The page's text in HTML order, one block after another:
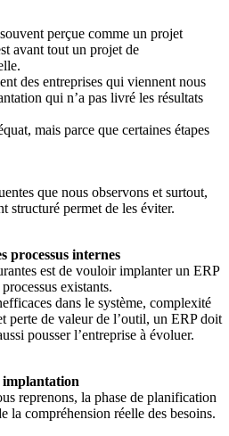
perçue comme un projet
avant tout un projet de
des entreprises qui viennent nous
qui n’a pas livré les résultats
mais parce que certaines étapes
que nous observons et surtout,
structuré permet de les éviter.
processus internes
est de vouloir implanter un ERP
existants.
dans le système, complexité
perte de valeur de l’outil, un ERP doit
pousser l’entreprise à évoluer.
reprenons, la phase de planification
la compréhension réelle des besoins.